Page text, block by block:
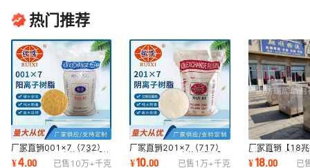
热门推荐
厂家直销001×7（732）
强酸性阳离子交换树脂【软
化水阳树脂】RX
¥4.00 已售 10万+千克
厂家直销201×7（717）
强碱性阴离子交换树脂【吸
附酸根离子】
¥10.00 已售 1万+千克
厂家直销【18
脂】超纯水抛
树脂】电子级树
¥18.00 已